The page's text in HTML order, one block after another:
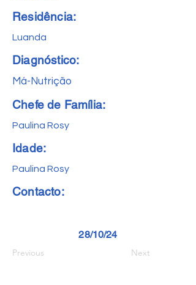
Residência:
Luanda
Diagnóstico:
Má-Nutrição
Chefe de Família:
Paulina Rosy
Idade:
Paulina Rosy
Contacto:
28/10/24
Previous Next